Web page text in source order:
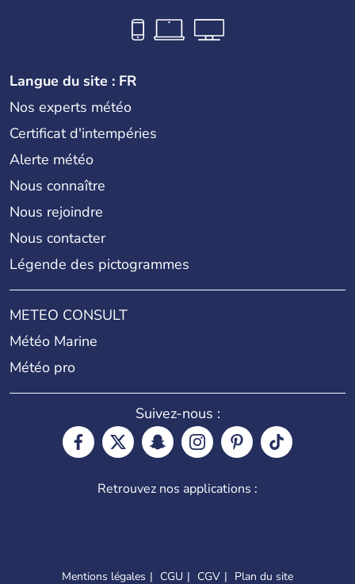
Langue du site : FR
Nos experts météo
Certificat d'intempéries
Alerte météo
Nous connaître
Nous rejoindre
Nous contacter
Légende des pictogrammes
METEO CONSULT
Météo Marine
Météo pro
Suivez-nous :
Retrouvez nos applications :
Mentions légales CGU CGV Plan du site